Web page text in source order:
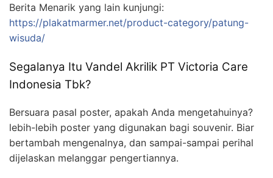
Berita Menarik yang lain kunjungi:
https://plakatmarmer.net/product-category/patung-
wisuda/
Segalanya Itu Vandel Akrilik PT Victoria Care
Indonesia Tbk?
Bersuara pasal poster, apakah Anda mengetahuinya?
lebih-lebih poster yang digunakan bagi souvenir. Biar
bertambah mengenalnya, dan sampai-sampai perihal
dijelaskan melanggar pengertiannya.